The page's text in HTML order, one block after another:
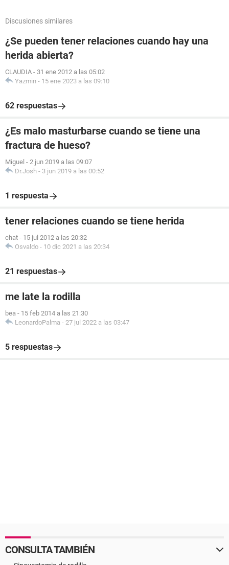
Discusiones similares
¿Se pueden tener relaciones cuando hay una
herida abierta?
CLAUDIA - 31 ene 2012 a las 05:02
Yazmin - 15 ene 2023 a las 09:10
62 respuestas
¿Es malo masturbarse cuando se tiene una
fractura de hueso?
Miguel - 2 jun 2019 a las 09:07
Dr.Josh - 3 jun 2019 a las 00:52
1 respuesta
tener relaciones cuando se tiene herida
chat - 15 jul 2012 a las 20:32
Osvaldo - 10 dic 2021 a las 20:34
21 respuestas
me late la rodilla
bea - 15 feb 2014 a las 21:30
LeonardoPalma - 27 jul 2022 a las 03:47
5 respuestas
CONSULTA TAMBIÉN